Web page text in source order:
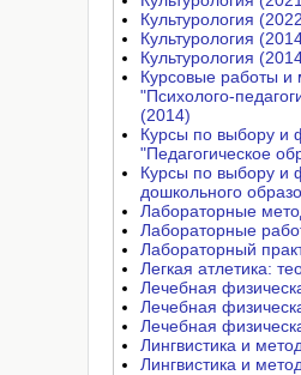
Культурология
Культурология
Культурология
Курсовые работы и
"Психолого-
(2014)
Курсы по выбору и
"Педагогическое
Курсы по выбору и
дошкольного
Лабораторные
Лабораторные
Лабораторный
Легкая атлетика:
Лечебная
Лечебная
Лечебная
Лингвистика и
Лингвистика и